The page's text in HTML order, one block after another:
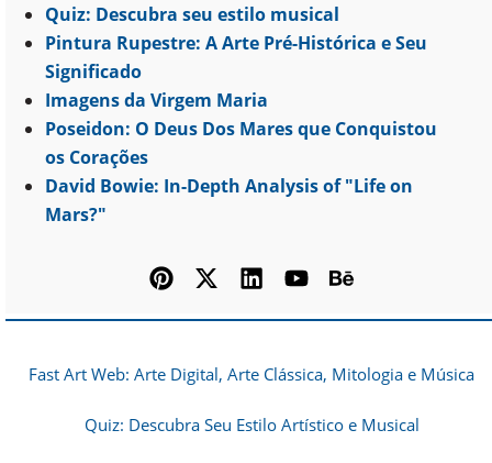
Quiz: Descubra seu estilo musical
Pintura Rupestre: A Arte Pré-Histórica e Seu
Significado
Imagens da Virgem Maria
Poseidon: O Deus Dos Mares que Conquistou
os Corações
David Bowie: In-Depth Analysis of "Life on
Mars?"
Fast Art Web: Arte Digital, Arte Clássica, Mitologia e Música
Quiz: Descubra Seu Estilo Artístico e Musical